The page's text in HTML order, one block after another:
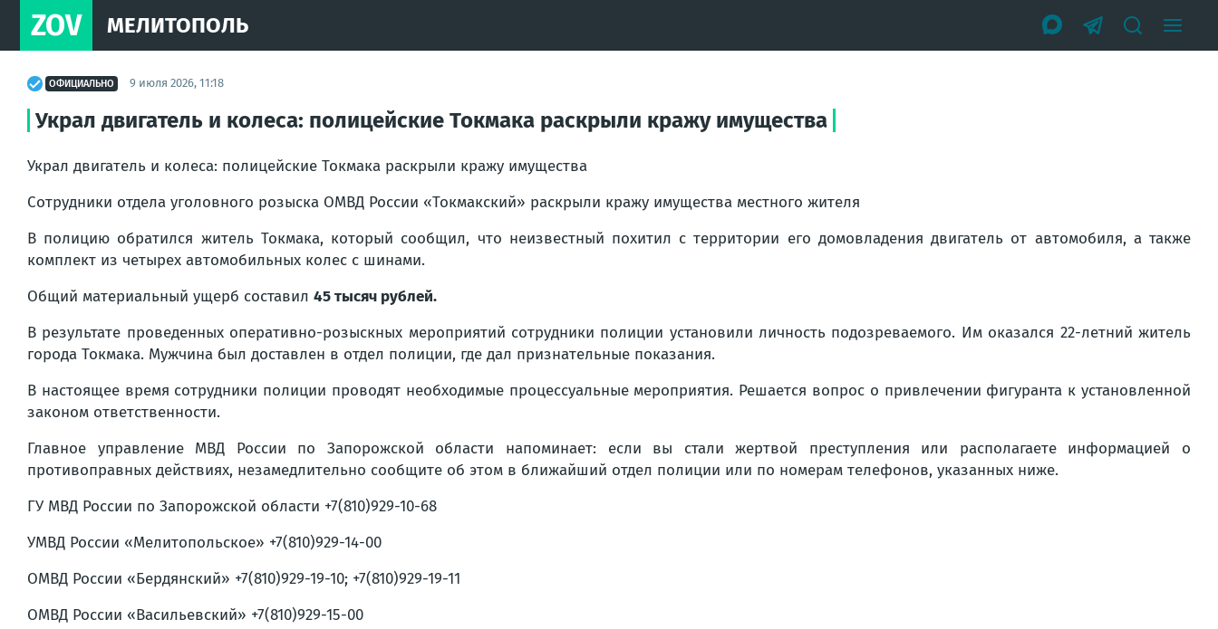
ZOV МЕЛИТОПОЛЬ
ОФИЦИАЛЬНО 9 июля 2026, 11:18
Украл двигатель и колеса: полицейские Токмака раскрыли кражу имущества
Украл двигатель и колеса: полицейские Токмака раскрыли кражу имущества
Сотрудники отдела уголовного розыска ОМВД России «Токмакский» раскрыли кражу имущества местного жителя
В полицию обратился житель Токмака, который сообщил, что неизвестный похитил с территории его домовладения двигатель от автомобиля, а также
комплект из четырех автомобильных колес с шинами.
Общий материальный ущерб составил 45 тысяч рублей.
В результате проведенных оперативно-розыскных мероприятий сотрудники полиции установили личность подозреваемого. Им оказался 22-летний житель
города Токмака. Мужчина был доставлен в отдел полиции, где дал признательные показания.
В настоящее время сотрудники полиции проводят необходимые процессуальные мероприятия. Решается вопрос о привлечении фигуранта к установленной
законом ответственности.
Главное управление МВД России по Запорожской области напоминает: если вы стали жертвой преступления или располагаете информацией о
противоправных действиях, незамедлительно сообщите об этом в ближайший отдел полиции или по номерам телефонов, указанных ниже.
ГУ МВД России по Запорожской области +7(810)929-10-68
УМВД России «Мелитопольское» +7(810)929-14-00
ОМВД России «Бердянский» +7(810)929-19-10; +7(810)929-19-11
ОМВД России «Васильевский» +7(810)929-15-00